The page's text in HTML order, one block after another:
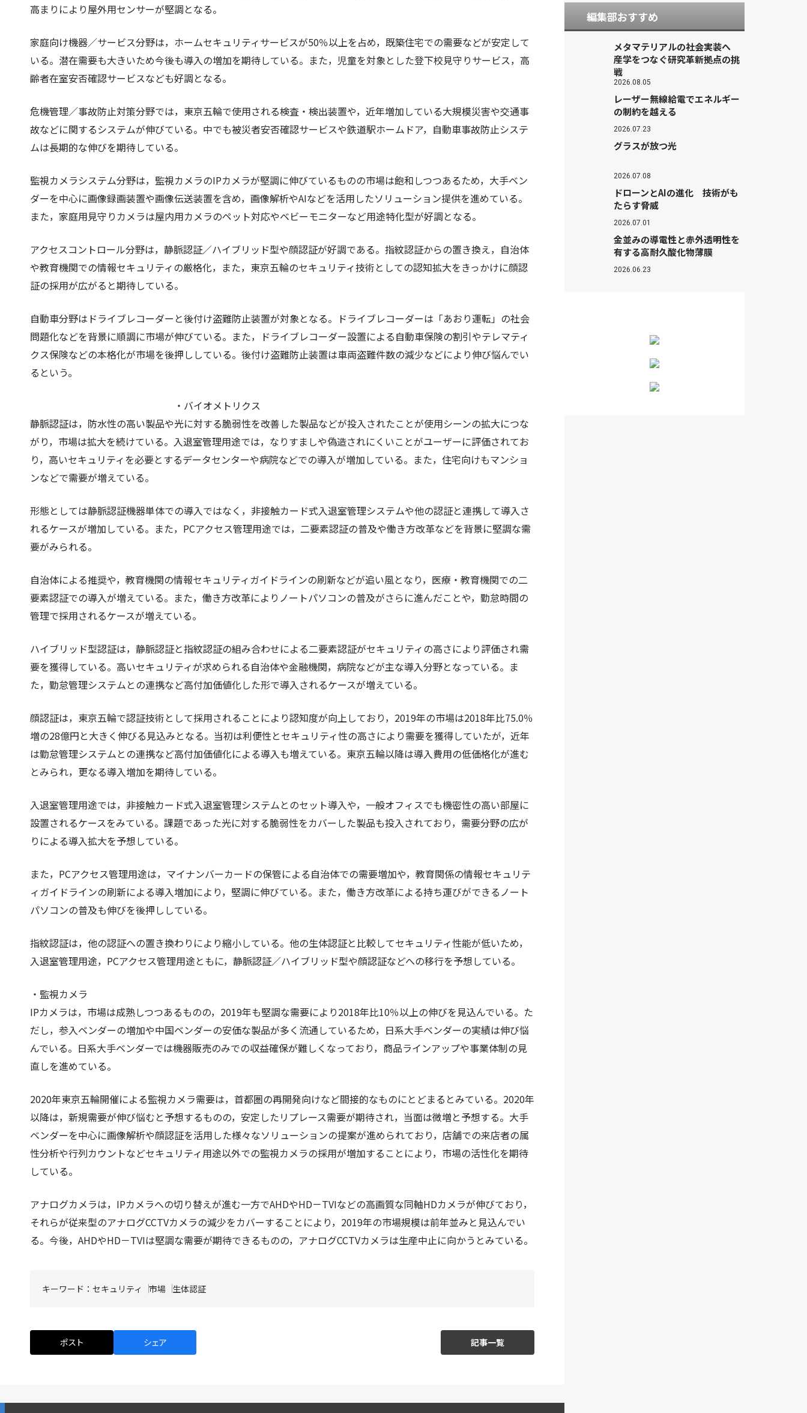
高まりにより屋外用センサーが堅調となる。
家庭向け機器／サービス分野は，ホームセキュリティサービスが50％以上を占め，既築住宅での需要などが安定して
いる。潜在需要も大きいため今後も導入の増加を期待している。また，児童を対象とした登下校見守りサービス，高
齢者在室安否確認サービスなども好調となる。
危機管理／事故防止対策分野では，東京五輪で使用される検査・検出装置や，近年増加している大規模災害や交通事
故などに関するシステムが伸びている。中でも被災者安否確認サービスや鉄道駅ホームドア，自動車事故防止システ
ムは長期的な伸びを期待している。
監視カメラシステム分野は，監視カメラのIPカメラが堅調に伸びているものの市場は飽和しつつあるため，大手ベン
ダーを中心に画像録画装置や画像伝送装置を含め，画像解析やAIなどを活用したソリューション提供を進めている。
また，家庭用見守りカメラは屋内用カメラのペット対応やベビーモニターなど用途特化型が好調となる。
アクセスコントロール分野は，静脈認証／ハイブリッド型や顔認証が好調である。指紋認証からの置き換え，自治体
や教育機関での情報セキュリティの厳格化，また，東京五輪のセキュリティ技術としての認知拡大をきっかけに顔認
証の採用が広がると期待している。
自動車分野はドライブレコーダーと後付け盗難防止装置が対象となる。ドライブレコーダーは「あおり運転」の社会
問題化などを背景に順調に市場が伸びている。また，ドライブレコーダー設置による自動車保険の割引やテレマティ
クス保険などの本格化が市場を後押ししている。後付け盗難防止装置は車両盗難件数の減少などにより伸び悩んでい
るという。
・バイオメトリクス
静脈認証は，防水性の高い製品や光に対する脆弱性を改善した製品などが投入されたことが使用シーンの拡大につな
がり，市場は拡大を続けている。入退室管理用途では，なりすましや偽造されにくいことがユーザーに評価されてお
り，高いセキュリティを必要とするデータセンターや病院などでの導入が増加している。また，住宅向けもマンショ
ンなどで需要が増えている。
形態としては静脈認証機器単体での導入ではなく，非接触カード式入退室管理システムや他の認証と連携して導入さ
れるケースが増加している。また，PCアクセス管理用途では，二要素認証の普及や働き方改革などを背景に堅調な需
要がみられる。
自治体による推奨や，教育機関の情報セキュリティガイドラインの刷新などが追い風となり，医療・教育機関での二
要素認証での導入が増えている。また，働き方改革によりノートパソコンの普及がさらに進んだことや，勤怠時間の
管理で採用されるケースが増えている。
ハイブリッド型認証は，静脈認証と指紋認証の組み合わせによる二要素認証がセキュリティの高さにより評価され需
要を獲得している。高いセキュリティが求められる自治体や金融機関，病院などが主な導入分野となっている。ま
た，勤怠管理システムとの連携など高付加価値化した形で導入されるケースが増えている。
顔認証は，東京五輪で認証技術として採用されることにより認知度が向上しており，2019年の市場は2018年比75.0％
増の28億円と大きく伸びる見込みとなる。当初は利便性とセキュリティ性の高さにより需要を獲得していたが，近年
は勤怠管理システムとの連携など高付加価値化による導入も増えている。東京五輪以降は導入費用の低価格化が進む
とみられ，更なる導入増加を期待している。
入退室管理用途では，非接触カード式入退室管理システムとのセット導入や，一般オフィスでも機密性の高い部屋に
設置されるケースをみている。課題であった光に対する脆弱性をカバーした製品も投入されており，需要分野の広が
りによる導入拡大を予想している。
また，PCアクセス管理用途は，マイナンバーカードの保管による自治体での需要増加や，教育関係の情報セキュリテ
ィガイドラインの刷新による導入増加により，堅調に伸びている。また，働き方改革による持ち運びができるノート
パソコンの普及も伸びを後押ししている。
指紋認証は，他の認証への置き換わりにより縮小している。他の生体認証と比較してセキュリティ性能が低いため，
入退室管理用途，PCアクセス管理用途ともに，静脈認証／ハイブリッド型や顔認証などへの移行を予想している。
・監視カメラ
IPカメラは，市場は成熟しつつあるものの，2019年も堅調な需要により2018年比10％以上の伸びを見込んでいる。た
だし，参入ベンダーの増加や中国ベンダーの安価な製品が多く流通しているため，日系大手ベンダーの実績は伸び悩
んでいる。日系大手ベンダーでは機器販売のみでの収益確保が難しくなっており，商品ラインアップや事業体制の見
直しを進めている。
2020年東京五輪開催による監視カメラ需要は，首都圏の再開発向けなど間接的なものにとどまるとみている。2020年
以降は，新規需要が伸び悩むと予想するものの，安定したリプレース需要が期待され，当面は微増と予想する。大手
ベンダーを中心に画像解析や顔認証を活用した様々なソリューションの提案が進められており，店舗での来店者の属
性分析や行列カウントなどセキュリティ用途以外での監視カメラの採用が増加することにより，市場の活性化を期待
している。
アナログカメラは，IPカメラへの切り替えが進む一方でAHDやHD－TVIなどの高画質な同軸HDカメラが伸びており，
それらが従来型のアナログCCTVカメラの減少をカバーすることにより，2019年の市場規模は前年並みと見込んでい
る。今後，AHDやHD－TVIは堅調な需要が期待できるものの，アナログCCTVカメラは生産中止に向かうとみている。
キーワード： セキュリティ 市場 生体認証
ポスト シェア 記事一覧
編集部おすすめ
メタマテリアルの社会実装へ
産学をつなぐ研究革新拠点の挑
戦
2026.08.05
レーザー無線給電でエネルギー
の制約を越える
2026.07.23
グラスが放つ光
2026.07.08
ドローンとAIの進化 技術がも
たらす脅威
2026.07.01
金並みの導電性と赤外透明性を
有する高耐久酸化物薄膜
2026.06.23